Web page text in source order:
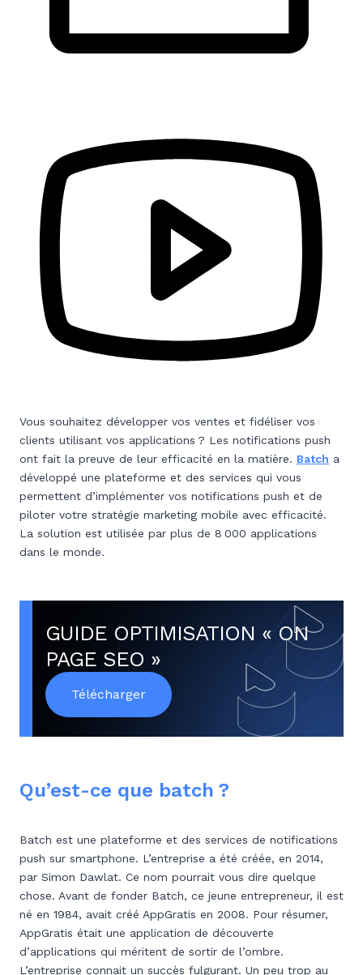
Vous souhaitez développer vos ventes et fidéliser vos
clients utilisant vos applications ? Les notifications push
ont fait la preuve de leur efficacité en la matière. Batch a
développé une plateforme et des services qui vous
permettent d’implémenter vos notifications push et de
piloter votre stratégie marketing mobile avec efficacité.
La solution est utilisée par plus de 8 000 applications
dans le monde.
GUIDE OPTIMISATION « ON
PAGE SEO »
Télécharger
Qu’est-ce que batch ?
Batch est une plateforme et des services de notifications
push sur smartphone. L’entreprise a été créée, en 2014,
par Simon Dawlat. Ce nom pourrait vous dire quelque
chose. Avant de fonder Batch, ce jeune entrepreneur, il est
né en 1984, avait créé AppGratis en 2008. Pour résumer,
AppGratis était une application de découverte
d’applications qui méritent de sortir de l’ombre.
L’entreprise connait un succès fulgurant. Un peu trop au